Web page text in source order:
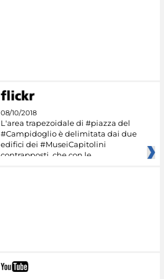
08/10/2018
L'area trapezoidale di #piazza del
#Campidoglio è delimitata dai due
edifici dei #MuseiCapitolini
contrapposti, che con le